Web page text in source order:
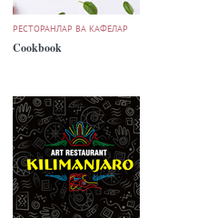
РЕСТОРАНЛАР ВА КАФЕЛАР
Cookbook